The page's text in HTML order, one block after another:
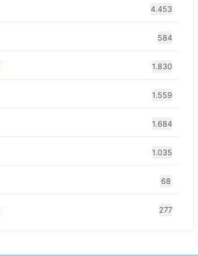
4.453
584
1.830
1.559
1.684
1.035
68
277